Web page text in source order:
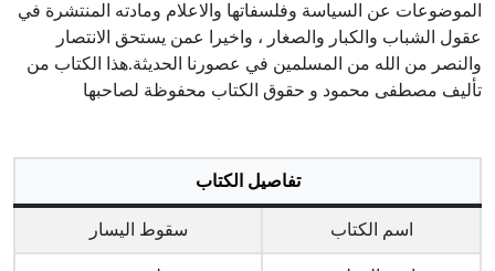
الموضوعات عن السياسة وفلسفاتها والاعلام ومادته المنتشرة في
عقول الشباب والكبار والصغار ، واخيرا عمن يستحق الانتصار
والنصر من الله من المسلمين في عصورنا الحديثة.هذا الكتاب من
تأليف مصطفى محمود و حقوق الكتاب محفوظة لصاحبها
تفاصيل الكتاب
اسم الكتاب سقوط اليسار